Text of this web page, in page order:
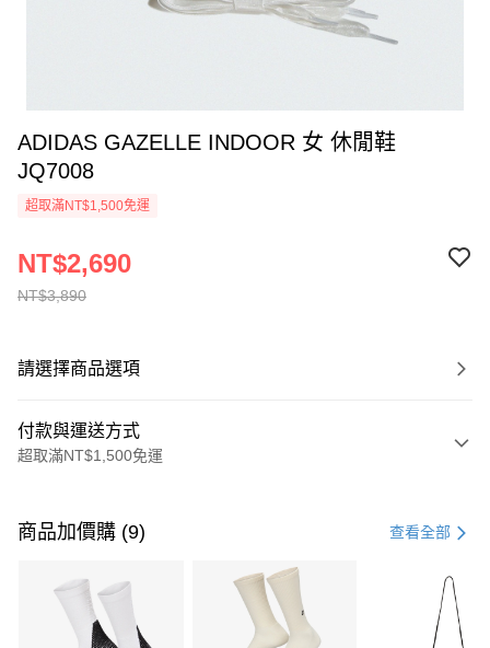
ADIDAS GAZELLE INDOOR 女 休閒鞋
JQ7008
超取滿NT$1,500免運
NT$3,890
NT$2,690
請選擇商品選項
付款與運送方式
超取滿NT$1,500免運
信用卡一次付款
3 期 0 利率 每期 21家銀行
合作金庫商業銀行
第一商業銀行
商品加價購 (9) 查看全部